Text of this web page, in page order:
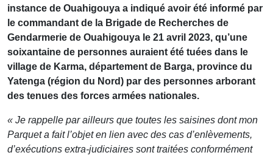
instance de Ouahigouya a indiqué avoir été informé par
le commandant de la Brigade de Recherches de
Gendarmerie de Ouahigouya le 21 avril 2023, qu’une
soixantaine de personnes auraient été tuées dans le
village de Karma, département de Barga, province du
Yatenga (région du Nord) par des personnes arborant
des tenues des forces armées nationales.
« Je rappelle par ailleurs que toutes les saisines dont mon
Parquet a fait l’objet en lien avec des cas d’enlèvements,
d’exécutions extra-judiciaires sont traitées conformément